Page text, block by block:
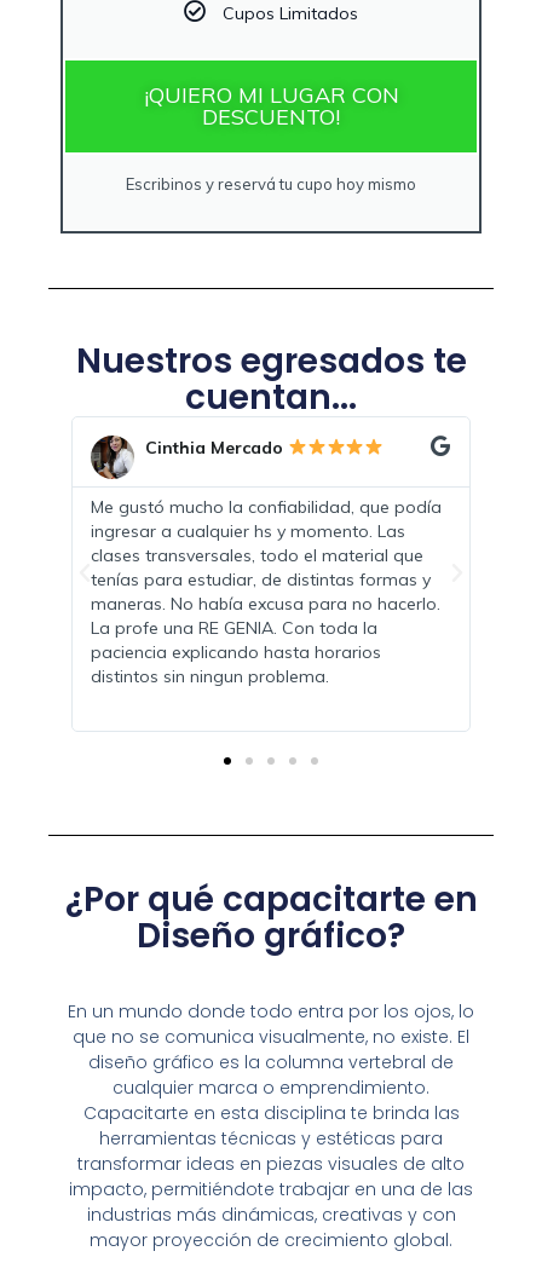
Cupos Limitados
¡QUIERO MI LUGAR CON
DESCUENTO!
Escribinos y reservá tu cupo hoy mismo
Nuestros egresados te
cuentan...
Cinthia Mercado
Me gustó mucho la confiabilidad, que podía
ingresar a cualquier hs y momento. Las
clases transversales, todo el material que
tenías para estudiar, de distintas formas y
maneras. No había excusa para no hacerlo.
La profe una RE GENIA. Con toda la
paciencia explicando hasta horarios
distintos sin ningun problema.
Me sumo
manejar mis
recomiendo
educativo
¿Por qué capacitarte en
Diseño gráfico?
En un mundo donde todo entra por los ojos, lo
que no se comunica visualmente, no existe. El
diseño gráfico es la columna vertebral de
cualquier marca o emprendimiento.
Capacitarte en esta disciplina te brinda las
herramientas técnicas y estéticas para
transformar ideas en piezas visuales de alto
impacto, permitiéndote trabajar en una de las
industrias más dinámicas, creativas y con
mayor proyección de crecimiento global.